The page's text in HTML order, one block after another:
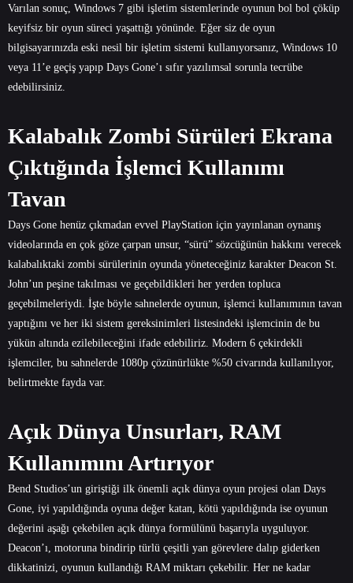
Varılan sonuç, Windows 7 gibi işletim sistemlerinde oyunun bol bol çöküp
keyifsiz bir oyun süreci yaşattığı yönünde. Eğer siz de oyun
bilgisayarınızda eski nesil bir işletim sistemi kullanıyorsanız, Windows 10
veya 11’e geçiş yapıp Days Gone’ı sıfır yazılımsal sorunla tecrübe
edebilirsiniz.
Kalabalık Zombi Sürüleri Ekrana
Çıktığında İşlemci Kullanımı
Tavan
Days Gone henüz çıkmadan evvel PlayStation için yayınlanan oynanış
videolarında en çok göze çarpan unsur, “sürü” sözcüğünün hakkını verecek
kalabalıktaki zombi sürülerinin oyunda yöneteceğiniz karakter Deacon St.
John’un peşine takılması ve geçebildikleri her yerden topluca
geçebilmeleriydi. İşte böyle sahnelerde oyunun, işlemci kullanımının tavan
yaptığını ve her iki sistem gereksinimleri listesindeki işlemcinin de bu
yükün altında ezilebileceğini ifade edebiliriz. Modern 6 çekirdekli
işlemciler, bu sahnelerde 1080p çözünürlükte %50 civarında kullanılıyor,
belirtmekte fayda var.
Açık Dünya Unsurları, RAM
Kullanımını Artırıyor
Bend Studios’un giriştiği ilk önemli açık dünya oyun projesi olan Days
Gone, iyi yapıldığında oyuna değer katan, kötü yapıldığında ise oyunun
değerini aşağı çekebilen açık dünya formülünü başarıyla uyguluyor.
Deacon’ı, motoruna bindirip türlü çeşitli yan görevlere dalıp giderken
dikkatinizi, oyunun kullandığı RAM miktarı çekebilir. Her ne kadar